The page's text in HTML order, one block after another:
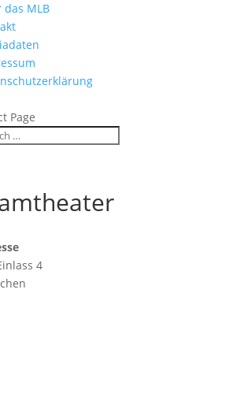
das MLB
Page
4